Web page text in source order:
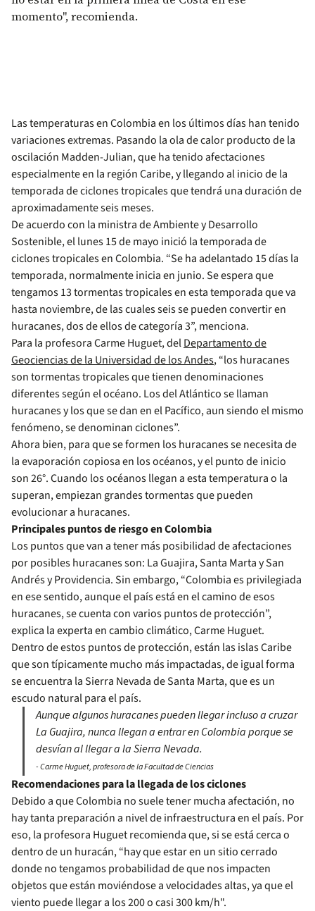
momento", recomienda.
Las temperaturas en Colombia en los últimos días han tenido
variaciones extremas. Pasando la ola de calor producto de la
oscilación Madden-Julian, que ha tenido afectaciones
especialmente en la región Caribe, y llegando al inicio de la
temporada de ciclones tropicales que tendrá una duración de
aproximadamente seis meses.
De acuerdo con la ministra de Ambiente y Desarrollo
Sostenible, el lunes 15 de mayo inició la temporada de
ciclones tropicales en Colombia. “Se ha adelantado 15 días la
temporada, normalmente inicia en junio. Se espera que
tengamos 13 tormentas tropicales en esta temporada que va
hasta noviembre, de las cuales seis se pueden convertir en
huracanes, dos de ellos de categoría 3”, menciona.
Para la profesora Carme Huguet, delDepartamento de
Geociencias de la Universidad de los Andes, “los huracanes
son tormentas tropicales que tienen denominaciones
diferentes según el océano. Los del Atlántico se llaman
huracanes y los que se dan en el Pacífico, aun siendo el mismo
fenómeno, se denominan ciclones”.
Ahora bien, para que se formen los huracanes se necesita de
la evaporación copiosa en los océanos, y el punto de inicio
son 26°. Cuando los océanos llegan a esta temperatura o la
superan, empiezan grandes tormentas que pueden
evolucionar a huracanes.
Principales puntos de riesgo en Colombia
Los puntos que van a tener más posibilidad de afectaciones
por posibles huracanes son: La Guajira, Santa Marta y San
Andrés y Providencia. Sin embargo, “Colombia es privilegiada
en ese sentido, aunque el país está en el camino de esos
huracanes, se cuenta con varios puntos de protección”,
explica la experta en cambio climático, Carme Huguet.
Dentro de estos puntos de protección, están las islas Caribe
que son típicamente mucho más impactadas, de igual forma
se encuentra la Sierra Nevada de Santa Marta, que es un
escudo natural para el país.
Aunque algunos huracanes pueden llegar incluso a cruzar
La Guajira, nunca llegan a entrar en Colombia porque se
desvían al llegar a la Sierra Nevada.
- Carme Huguet, profesora de la Facultad de Ciencias
Recomendaciones para la llegada de los ciclones
Debido a que Colombia no suele tener mucha afectación, no
hay tanta preparación a nivel de infraestructura en el país. Por
eso, la profesora Huguet recomienda que, si se está cerca o
dentro de un huracán, “hay que estar en un sitio cerrado
donde no tengamos probabilidad de que nos impacten
objetos que están moviéndose a velocidades altas, ya que el
viento puede llegar a los 200 o casi 300 km/h".